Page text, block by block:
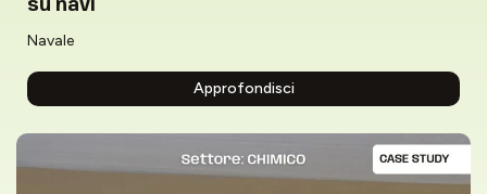
su navi
Navale
Approfondisci